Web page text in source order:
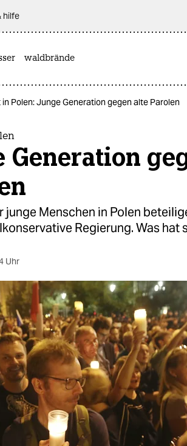
hilfe
waldbrände
Polen: Junge Generation gegen alte Parolen
Generation
junge Menschen in Polen
Regierung. Was hat
Uhr